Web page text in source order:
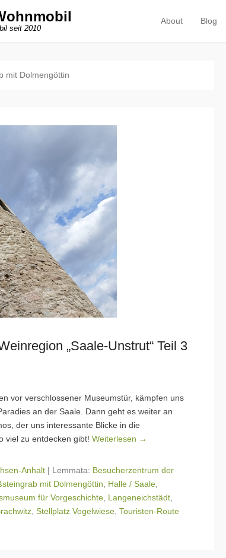
seit 2010
Primäres Menü
Zum Inhalt springen
About Blog
mit Dolmengöttin
„Saale-Unstrut“ Teil 3
vor verschlossener Museumstür, kämpfen uns
an der Saale. Dann geht es weiter an
der uns interessante Blicke in die
viel zu entdecken gibt! Weiterlesen →
Anhalt | Lemmata: Besucherzentrum der
mit Dolmengöttin Halle / Saale
für Vorgeschichte Langeneichstädt
Stellplatz Vogelwiese Touristen-Route